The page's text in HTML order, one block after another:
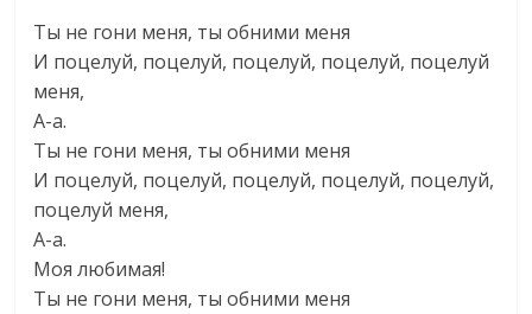
Ты не гони меня, ты обними меня
И поцелуй, поцелуй, поцелуй, поцелуй, поцелуй
меня,
А-а.
Ты не гони меня, ты обними меня
И поцелуй, поцелуй, поцелуй, поцелуй, поцелуй,
поцелуй меня,
А-а.
Моя любимая!
Ты не гони меня, ты обними меня